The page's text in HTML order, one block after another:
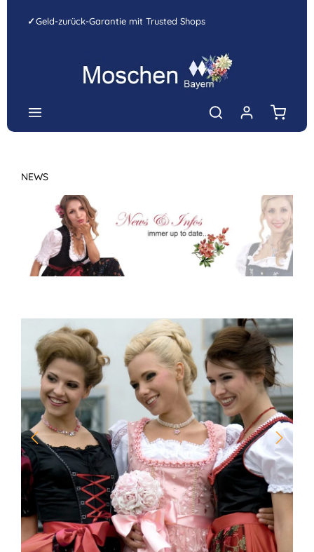
Zum Hauptinhalt springen
✓Geld-zurück-Garantie mit Trusted Shops
NEWS
Bildergalerie überspringen